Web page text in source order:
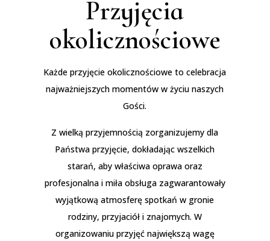
Przyjęcia
okolicznościowe
Każde przyjęcie okolicznościowe to celebracja
najważniejszych momentów w życiu naszych
Gości.
Z wielką przyjemnością zorganizujemy dla
Państwa przyjęcie, dokładając wszelkich
starań, aby właściwa oprawa oraz
profesjonalna i miła obsługa zagwarantowały
wyjątkową atmosferę spotkań w gronie
rodziny, przyjaciół i znajomych. W
organizowaniu przyjęć największą wagę